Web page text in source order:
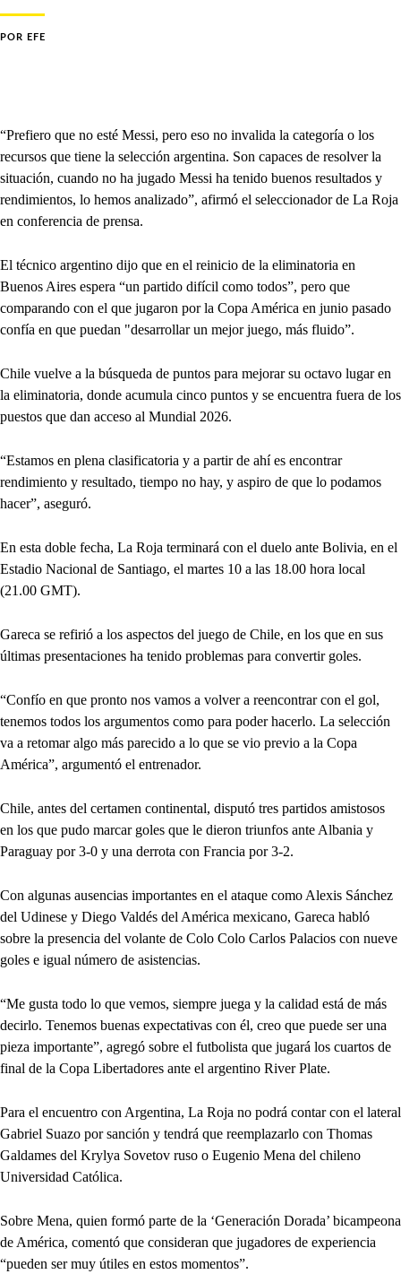
POR EFE
“Prefiero que no esté Messi, pero eso no invalida la categoría o los
recursos que tiene la selección argentina. Son capaces de resolver la
situación, cuando no ha jugado Messi ha tenido buenos resultados y
rendimientos, lo hemos analizado”, afirmó el seleccionador de La Roja
en conferencia de prensa.
El técnico argentino dijo que en el reinicio de la eliminatoria en
Buenos Aires espera “un partido difícil como todos”, pero que
comparando con el que jugaron por la Copa América en junio pasado
confía en que puedan "desarrollar un mejor juego, más fluido”.
Chile vuelve a la búsqueda de puntos para mejorar su octavo lugar en
la eliminatoria, donde acumula cinco puntos y se encuentra fuera de los
puestos que dan acceso al Mundial 2026.
“Estamos en plena clasificatoria y a partir de ahí es encontrar
rendimiento y resultado, tiempo no hay, y aspiro de que lo podamos
hacer”, aseguró.
En esta doble fecha, La Roja terminará con el duelo ante Bolivia, en el
Estadio Nacional de Santiago, el martes 10 a las 18.00 hora local
(21.00 GMT).
Gareca se refirió a los aspectos del juego de Chile, en los que en sus
últimas presentaciones ha tenido problemas para convertir goles.
“Confío en que pronto nos vamos a volver a reencontrar con el gol,
tenemos todos los argumentos como para poder hacerlo. La selección
va a retomar algo más parecido a lo que se vio previo a la Copa
América”, argumentó el entrenador.
Chile, antes del certamen continental, disputó tres partidos amistosos
en los que pudo marcar goles que le dieron triunfos ante Albania y
Paraguay por 3-0 y una derrota con Francia por 3-2.
Con algunas ausencias importantes en el ataque como Alexis Sánchez
del Udinese y Diego Valdés del América mexicano, Gareca habló
sobre la presencia del volante de Colo Colo Carlos Palacios con nueve
goles e igual número de asistencias.
“Me gusta todo lo que vemos, siempre juega y la calidad está de más
decirlo. Tenemos buenas expectativas con él, creo que puede ser una
pieza importante”, agregó sobre el futbolista que jugará los cuartos de
final de la Copa Libertadores ante el argentino River Plate.
Para el encuentro con Argentina, La Roja no podrá contar con el lateral
Gabriel Suazo por sanción y tendrá que reemplazarlo con Thomas
Galdames del Krylya Sovetov ruso o Eugenio Mena del chileno
Universidad Católica.
Sobre Mena, quien formó parte de la ‘Generación Dorada’ bicampeona
de América, comentó que consideran que jugadores de experiencia
“pueden ser muy útiles en estos momentos”.